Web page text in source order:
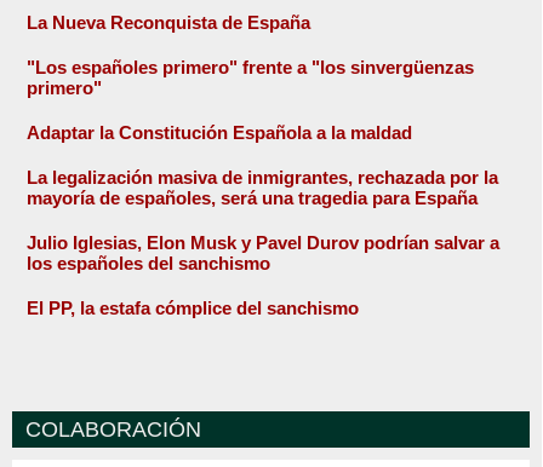
La Nueva Reconquista de España
"Los españoles primero" frente a "los sinvergüenzas
primero"
Adaptar la Constitución Española a la maldad
La legalización masiva de inmigrantes, rechazada por la
mayoría de españoles, será una tragedia para España
Julio Iglesias, Elon Musk y Pavel Durov podrían salvar a
los españoles del sanchismo
El PP, la estafa cómplice del sanchismo
COLABORACIÓN